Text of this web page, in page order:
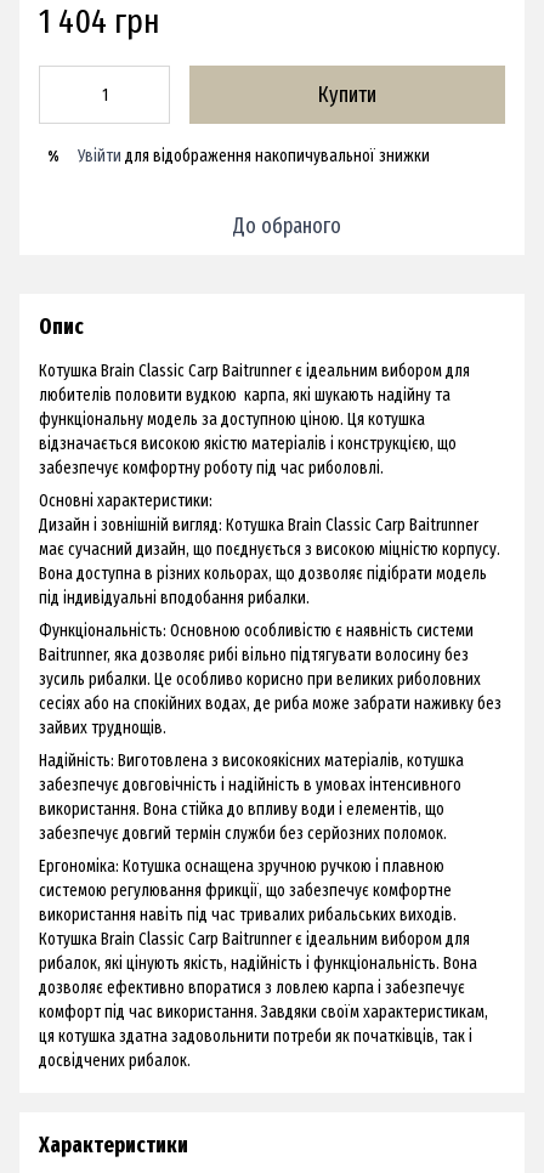
1 404 грн
Купити
% Увійти для відображення накопичувальної знижки
До обраного
Опис
Котушка Brain Classic Carp Baitrunner є ідеальним вибором для
любителів половити вудкою карпа, які шукають надійну та
функціональну модель за доступною ціною. Ця котушка
відзначається високою якістю матеріалів і конструкцією, що
забезпечує комфортну роботу під час риболовлі.
Основні характеристики:
Дизайн і зовнішній вигляд: Котушка Brain Classic Carp Baitrunner
має сучасний дизайн, що поєднується з високою міцністю корпусу.
Вона доступна в різних кольорах, що дозволяє підібрати модель
під індивідуальні вподобання рибалки.
Функціональність: Основною особливістю є наявність системи
Baitrunner, яка дозволяє рибі вільно підтягувати волосину без
зусиль рибалки. Це особливо корисно при великих риболовних
сесіях або на спокійних водах, де риба може забрати наживку без
зайвих труднощів.
Надійність: Виготовлена з високоякісних матеріалів, котушка
забезпечує довговічність і надійність в умовах інтенсивного
використання. Вона стійка до впливу води і елементів, що
забезпечує довгий термін служби без серйозних поломок.
Ергономіка: Котушка оснащена зручною ручкою і плавною
системою регулювання фрикції, що забезпечує комфортне
використання навіть під час тривалих рибальських виходів.
Котушка Brain Classic Carp Baitrunner є ідеальним вибором для
рибалок, які цінують якість, надійність і функціональність. Вона
дозволяє ефективно впоратися з ловлею карпа і забезпечує
комфорт під час використання. Завдяки своїм характеристикам,
ця котушка здатна задовольнити потреби як початківців, так і
досвідчених рибалок.
Характеристики